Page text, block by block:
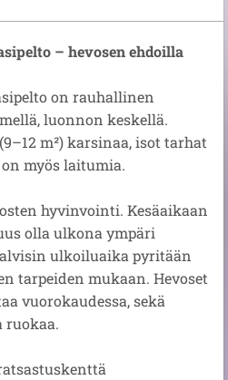
– hevosen ehdoilla
on rauhallinen
luonnon keskellä.
m²) karsinaa, isot tarhat
myös laitumia.
hyvinvointi. Kesäaikaan
olla ulkona ympäri
ulkoiluaika pyritään
tarpeiden mukaan. Hevoset
vuorokaudessa, sekä
ruokaa.